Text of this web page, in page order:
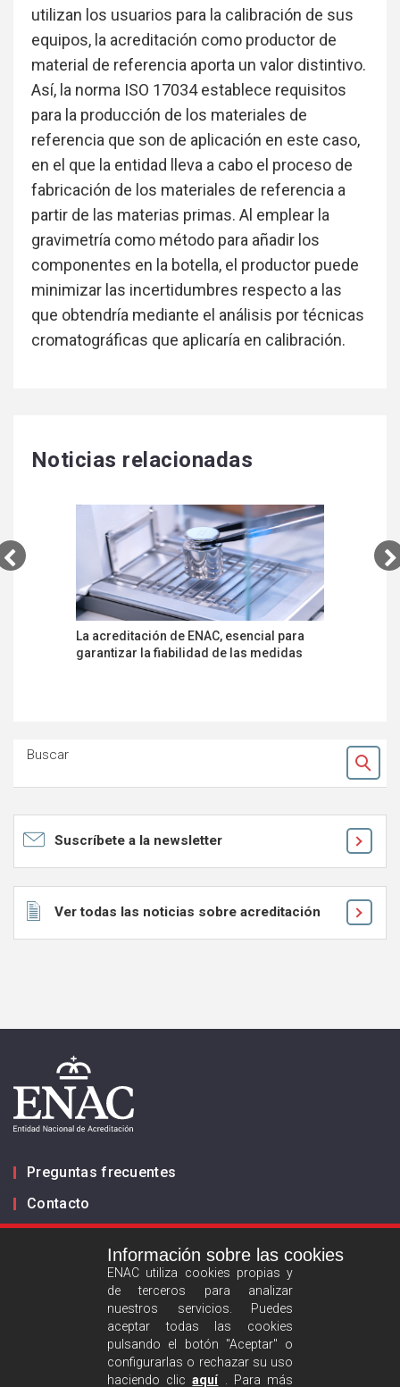
utilizan los usuarios para la calibración de sus
equipos, la acreditación como productor de
material de referencia aporta un valor distintivo.
Así, la norma ISO 17034 establece requisitos
para la producción de los materiales de
referencia que son de aplicación en este caso,
en el que la entidad lleva a cabo el proceso de
fabricación de los materiales de referencia a
partir de las materias primas. Al emplear la
gravimetría como método para añadir los
componentes en la botella, el productor puede
minimizar las incertidumbres respecto a las
que obtendría mediante el análisis por técnicas
cromatográficas que aplicaría en calibración.
Noticias relacionadas
La acreditación de ENAC, esencial para
garantizar la fiabilidad de las medidas
Buscar
Ok
Suscríbete a la newsletter
Ver todas las noticias sobre acreditación
Preguntas frecuentes
Contacto
Política de privacidad
Información sobre las cookies
ENAC utiliza cookies propias y
de terceros para analizar
nuestros servicios. Puedes
aceptar todas las cookies
pulsando el botón "Aceptar" o
configurarlas o rechazar su uso
haciendo clicaquí. Para más